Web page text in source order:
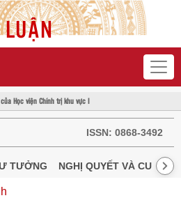
Học viện Chính trị khu vực I
ISSN: 0868-3492
TƯỞNG NGHỊ QUYẾT VÀ CUỘC